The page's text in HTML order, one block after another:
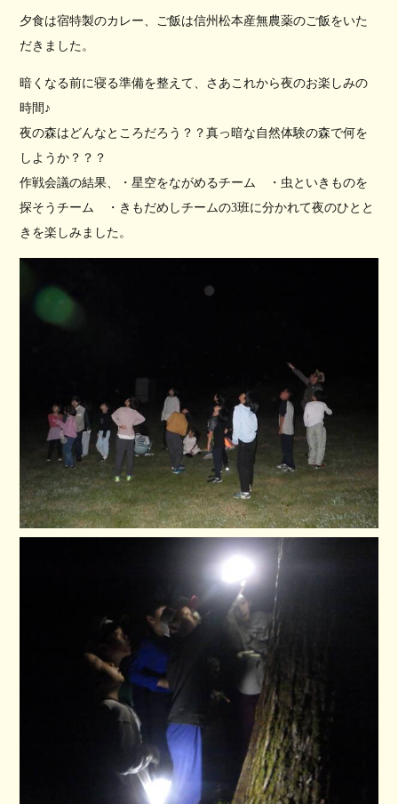
夕食は宿特製のカレー、ご飯は信州松本産無農薬のご飯をいた
だきました。
暗くなる前に寝る準備を整えて、さあこれから夜のお楽しみの
時間♪
夜の森はどんなところだろう？？真っ暗な自然体験の森で何を
しようか？？？
作戦会議の結果、・星空をながめるチーム ・虫といきものを
探そうチーム ・きもだめしチームの3班に分かれて夜のひとと
きを楽しみました。